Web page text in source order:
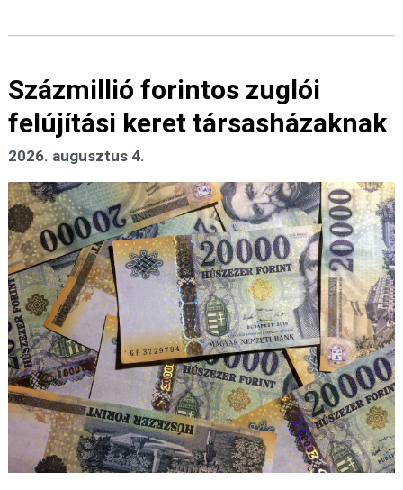
Százmillió forintos zuglói
felújítási keret társasházaknak
2026. augusztus 4.